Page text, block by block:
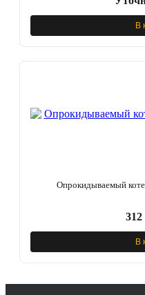
В
Опрокидываемый
312
В